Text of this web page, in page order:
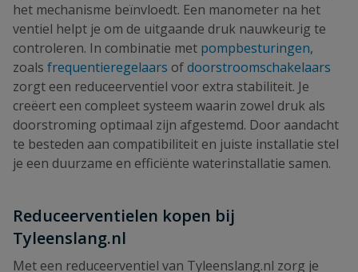
het mechanisme beïnvloedt. Een manometer na het
ventiel helpt je om de uitgaande druk nauwkeurig te
controleren. In combinatie met pompbesturingen,
zoals frequentieregelaars ofdoorstroomschakelaars
zorgt een reduceerventiel voor extra stabiliteit. Je
creëert een compleet systeem waarin zowel druk als
doorstroming optimaal zijn afgestemd. Door aandacht
te besteden aan compatibiliteit en juiste installatie stel
je een duurzame en efficiënte waterinstallatie samen.
Reduceerventielen kopen bij
Tyleenslang.nl
Met een reduceerventiel van Tyleenslang.nl zorg je